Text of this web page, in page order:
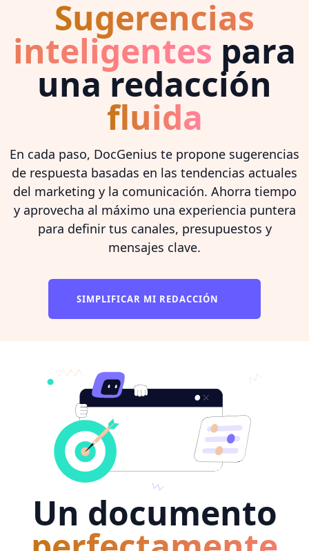
Sugerencias
inteligentes para
una redacción
fluida
En cada paso, DocGenius te propone sugerencias
de respuesta basadas en las tendencias actuales
del marketing y la comunicación. Ahorra tiempo
y aprovecha al máximo una experiencia puntera
para definir tus canales, presupuestos y
mensajes clave.
SIMPLIFICAR MI REDACCIÓN
Un documento